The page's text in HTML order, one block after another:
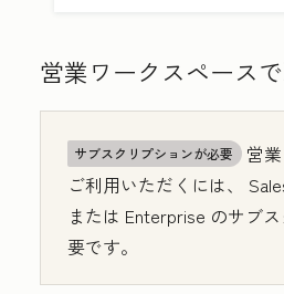
営業ワークスペース
サブスクリプションが必要
営
ご利用いただくには、
または Enterprise のサブ
要です。